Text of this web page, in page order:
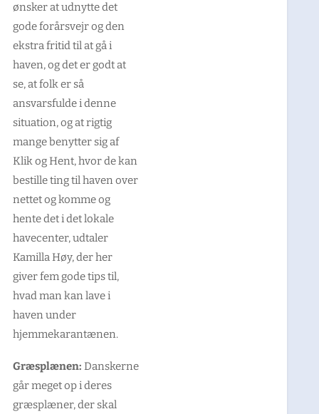
ønsker at udnytte det
gode forårsvejr og den
ekstra fritid til at gå i
haven, og det er godt at
se, at folk er så
ansvarsfulde i denne
situation, og at rigtig
mange benytter sig af
Klik og Hent, hvor de kan
bestille ting til haven over
nettet og komme og
hente det i det lokale
havecenter,udtaler
Kamilla Høy, der her
giver fem gode tips til,
hvad man kan lave i
haven under
hjemmekarantænen.
Græsplænen:Danskerne
går meget op i deres
græsplæner, der skal